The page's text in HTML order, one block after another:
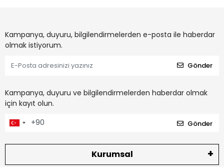
Kampanya, duyuru, bilgilendirmelerden e-posta ile haberdar
olmak istiyorum.
Gönder
Kampanya, duyuru ve bilgilendirmelerden haberdar olmak
için kayıt olun.
Gönder
Kurumsal